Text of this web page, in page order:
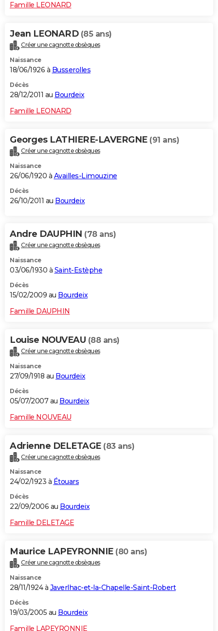
Famille LEONARD
Jean LEONARD (85 ans)
Créer une cagnotte obsèques
Naissance
18/06/1926 à Busserolles
Décès
28/12/2011 au Bourdeix
Famille LEONARD
Georges LATHIERE-LAVERGNE (91 ans)
Créer une cagnotte obsèques
Naissance
26/06/1920 à Availles-Limouzine
Décès
26/10/2011 au Bourdeix
Andre DAUPHIN (78 ans)
Créer une cagnotte obsèques
Naissance
03/06/1930 à Saint-Estèphe
Décès
15/02/2009 au Bourdeix
Famille DAUPHIN
Louise NOUVEAU (88 ans)
Créer une cagnotte obsèques
Naissance
27/09/1918 au Bourdeix
Décès
05/07/2007 au Bourdeix
Famille NOUVEAU
Adrienne DELETAGE (83 ans)
Créer une cagnotte obsèques
Naissance
24/02/1923 à Étouars
Décès
22/09/2006 au Bourdeix
Famille DELETAGE
Maurice LAPEYRONNIE (80 ans)
Créer une cagnotte obsèques
Naissance
28/11/1924 à Javerlhac-et-la-Chapelle-Saint-Robert
Décès
19/03/2005 au Bourdeix
Famille LAPEYRONNIE